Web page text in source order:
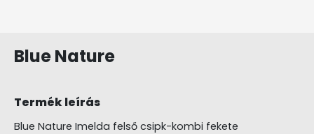
Blue Nature
Termék leírás
Blue Nature Imelda felső csipk-kombi fekete